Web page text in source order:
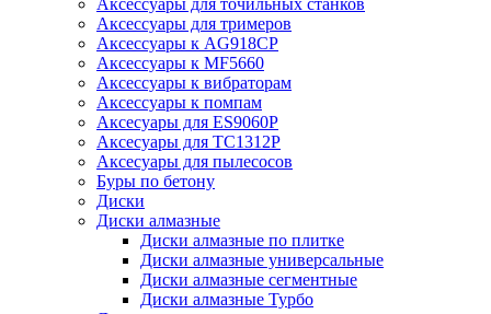
Аксессуары для точильных станков
Аксессуары для тримеров
Аксессуары к AG918CP
Аксессуары к MF5660
Аксессуары к вибраторам
Аксессуары к помпам
Аксесуары для ES9060P
Аксесуары для TC1312P
Аксесуары для пылесосов
Буры по бетону
Диски
Диски алмазные
Диски алмазные по плитке
Диски алмазные универсальные
Диски алмазные сегментные
Диски алмазные Турбо